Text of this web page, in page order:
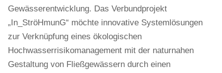
Gewässerentwicklung. Das Verbundprojekt
„In_StröHmunG“ möchte innovative Systemlösungen
zur Verknüpfung eines ökologischen
Hochwasserrisikomanagement mit der naturnahen
Gestaltung von Fließgewässern durch einen